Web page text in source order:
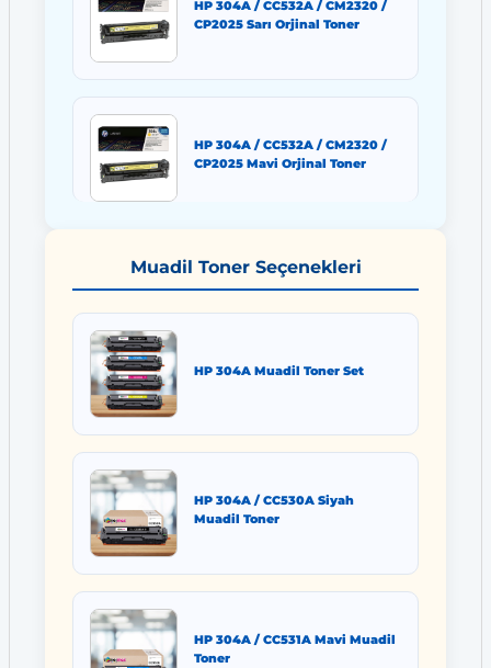
HP 304A / CC532A / CM2320 /
CP2025 Sarı Orjinal Toner
HP 304A / CC532A / CM2320 /
CP2025 Mavi Orjinal Toner
Muadil Toner Seçenekleri
HP 304A Muadil Toner Set
HP 304A / CC530A Siyah
Muadil Toner
HP 304A / CC531A Mavi Muadil
Toner